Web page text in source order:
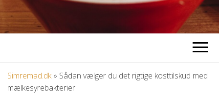
Simremad.dk» Sådan vælger du det rigtige kosttilskud med
mælkesyrebakterier